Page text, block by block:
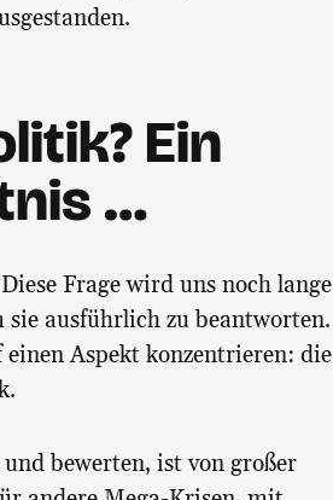
Ein
…
Frage wird uns noch lange
ausführlich zu beantworten.
Aspekt konzentrieren: die
bewerten, ist von großer